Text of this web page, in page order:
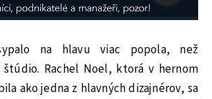
na hlavu viac popola, než
Rachel Noel, ktorá v hernom
ako jedna z hlavných dizajnérov, sa